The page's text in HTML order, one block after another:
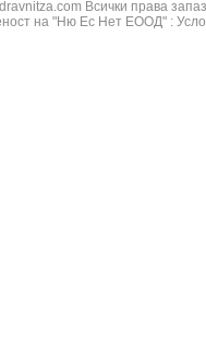
Всички права
на "Ню Ес Нет ЕООД" :